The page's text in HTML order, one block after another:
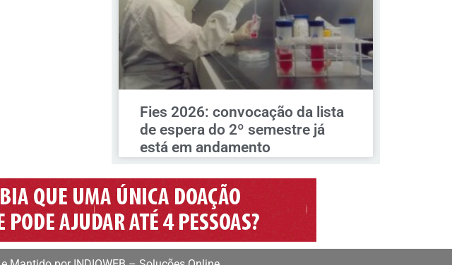
Fies 2026: convocação da lista
de espera do 2º semestre já
está em andamento